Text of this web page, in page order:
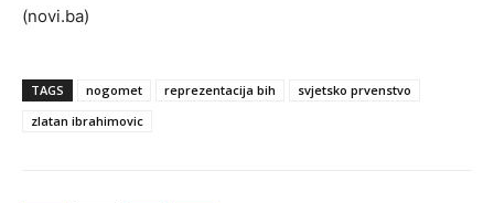
(novi.ba)
TAGS nogomet reprezentacija bih
svjetsko prvenstvo
zlatan ibrahimovic